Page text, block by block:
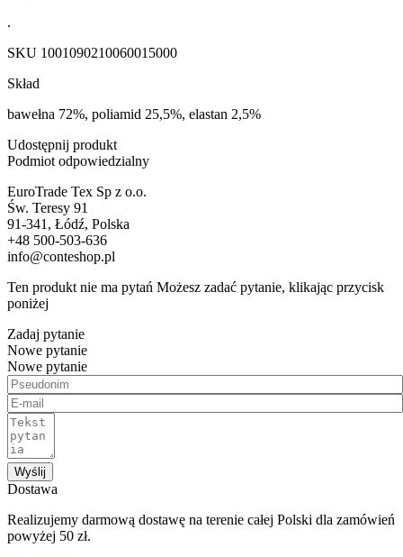
.
SKU 1001090210060015000
Skład
bawełna 72%, poliamid 25,5%, elastan 2,5%
Udostępnij produkt
Podmiot odpowiedzialny
EuroTrade Tex Sp z o.o.
Św. Teresy 91
91-341, Łódź, Polska
+48 500-503-636
info@conteshop.pl
Ten produkt nie ma pytań Możesz zadać pytanie, klikając przycisk
poniżej
Zadaj pytanie
Nowe pytanie
Nowe pytanie
Wyślij
Dostawa
Realizujemy darmową dostawę na terenie całej Polski dla zamówień
powyżej 50 zł.